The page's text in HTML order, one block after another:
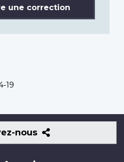
une correction
19
nous
Suivez-
nous